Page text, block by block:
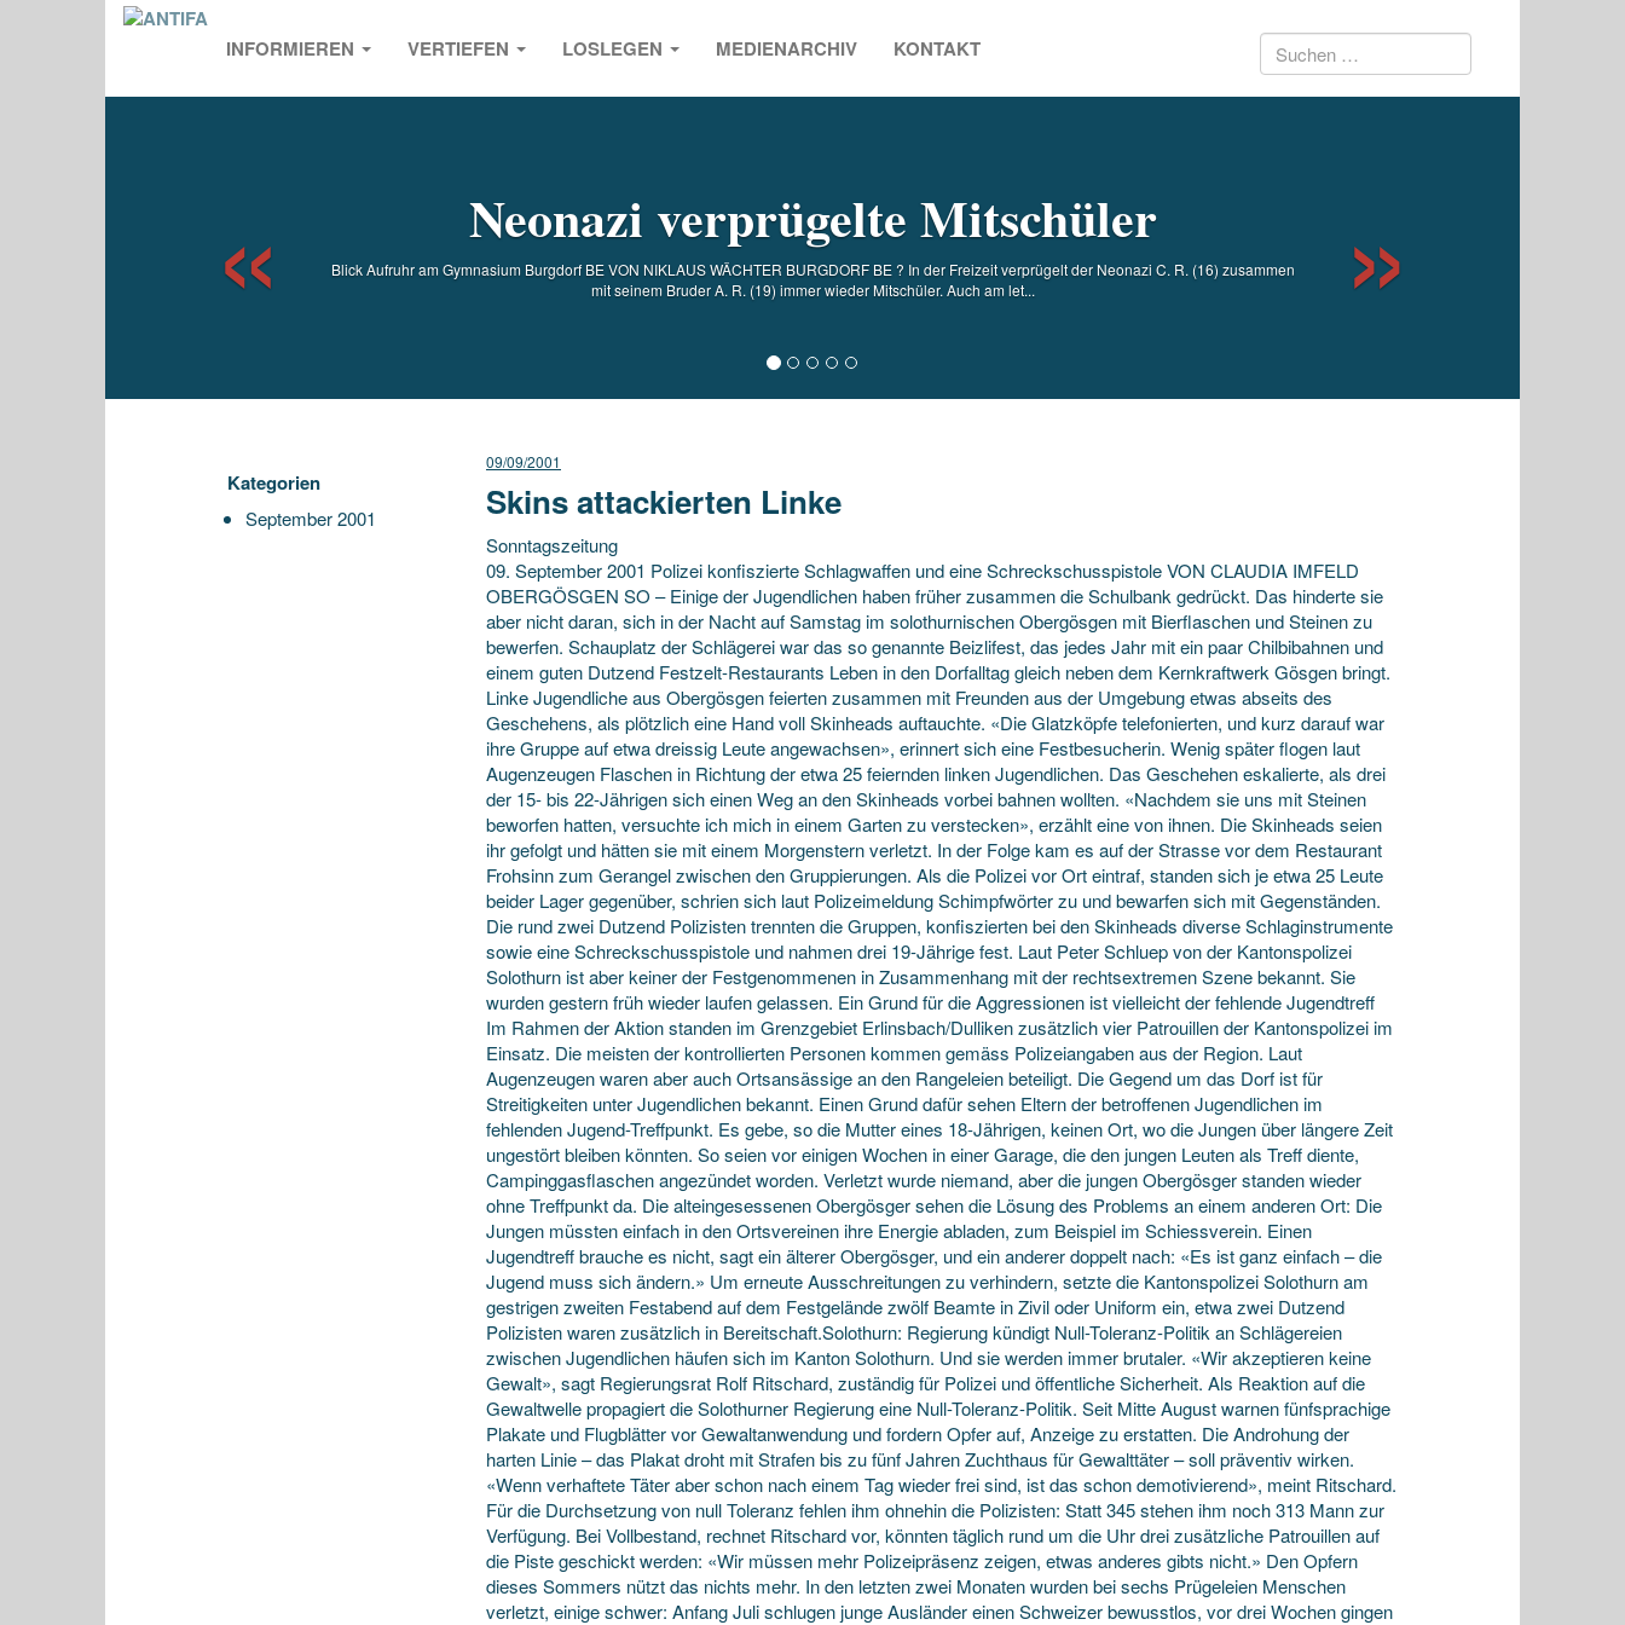
INFORMIEREN VERTIEFEN LOSLEGEN MEDIENARCHIV KONTAKT Suchen
Neonazi verprügelte Mitschüler
Blick Aufruhr am Gymnasium Burgdorf BE VON NIKLAUS WÄCHTER BURGDORF BE ? In der Freizeit verprügelt der Neonazi C. R. (16) zusammen
mit seinem Bruder A. R. (19) immer wieder Mitschüler. Auch am let...
Kategorien
September 2001
09/09/2001
Skins attackierten Linke
Sonntagszeitung
09. September 2001 Polizei konfiszierte Schlagwaffen und eine Schreckschusspistole VON CLAUDIA IMFELD
OBERGÖSGEN SO – Einige der Jugendlichen haben früher zusammen die Schulbank gedrückt. Das hinderte sie
aber nicht daran, sich in der Nacht auf Samstag im solothurnischen Obergösgen mit Bierflaschen und Steinen zu
bewerfen. Schauplatz der Schlägerei war das so genannte Beizlifest, das jedes Jahr mit ein paar Chilbibahnen und
einem guten Dutzend Festzelt-Restaurants Leben in den Dorfalltag gleich neben dem Kernkraftwerk Gösgen bringt.
Linke Jugendliche aus Obergösgen feierten zusammen mit Freunden aus der Umgebung etwas abseits des
Geschehens, als plötzlich eine Hand voll Skinheads auftauchte. «Die Glatzköpfe telefonierten, und kurz darauf war
ihre Gruppe auf etwa dreissig Leute angewachsen», erinnert sich eine Festbesucherin. Wenig später flogen laut
Augenzeugen Flaschen in Richtung der etwa 25 feiernden linken Jugendlichen. Das Geschehen eskalierte, als drei
der 15- bis 22-Jährigen sich einen Weg an den Skinheads vorbei bahnen wollten. «Nachdem sie uns mit Steinen
beworfen hatten, versuchte ich mich in einem Garten zu verstecken», erzählt eine von ihnen. Die Skinheads seien
ihr gefolgt und hätten sie mit einem Morgenstern verletzt. In der Folge kam es auf der Strasse vor dem Restaurant
Frohsinn zum Gerangel zwischen den Gruppierungen. Als die Polizei vor Ort eintraf, standen sich je etwa 25 Leute
beider Lager gegenüber, schrien sich laut Polizeimeldung Schimpfwörter zu und bewarfen sich mit Gegenständen.
Die rund zwei Dutzend Polizisten trennten die Gruppen, konfiszierten bei den Skinheads diverse Schlaginstrumente
sowie eine Schreckschusspistole und nahmen drei 19-Jährige fest. Laut Peter Schluep von der Kantonspolizei
Solothurn ist aber keiner der Festgenommenen in Zusammenhang mit der rechtsextremen Szene bekannt. Sie
wurden gestern früh wieder laufen gelassen. Ein Grund für die Aggressionen ist vielleicht der fehlende Jugendtreff
Im Rahmen der Aktion standen im Grenzgebiet Erlinsbach/Dulliken zusätzlich vier Patrouillen der Kantonspolizei im
Einsatz. Die meisten der kontrollierten Personen kommen gemäss Polizeiangaben aus der Region. Laut
Augenzeugen waren aber auch Ortsansässige an den Rangeleien beteiligt. Die Gegend um das Dorf ist für
Streitigkeiten unter Jugendlichen bekannt. Einen Grund dafür sehen Eltern der betroffenen Jugendlichen im
fehlenden Jugend-Treffpunkt. Es gebe, so die Mutter eines 18-Jährigen, keinen Ort, wo die Jungen über längere Zeit
ungestört bleiben könnten. So seien vor einigen Wochen in einer Garage, die den jungen Leuten als Treff diente,
Campinggasflaschen angezündet worden. Verletzt wurde niemand, aber die jungen Obergösger standen wieder
ohne Treffpunkt da. Die alteingesessenen Obergösger sehen die Lösung des Problems an einem anderen Ort: Die
Jungen müssten einfach in den Ortsvereinen ihre Energie abladen, zum Beispiel im Schiessverein. Einen
Jugendtreff brauche es nicht, sagt ein älterer Obergösger, und ein anderer doppelt nach: «Es ist ganz einfach – die
Jugend muss sich ändern.» Um erneute Ausschreitungen zu verhindern, setzte die Kantonspolizei Solothurn am
gestrigen zweiten Festabend auf dem Festgelände zwölf Beamte in Zivil oder Uniform ein, etwa zwei Dutzend
Polizisten waren zusätzlich in Bereitschaft.Solothurn: Regierung kündigt Null-Toleranz-Politik an Schlägereien
zwischen Jugendlichen häufen sich im Kanton Solothurn. Und sie werden immer brutaler. «Wir akzeptieren keine
Gewalt», sagt Regierungsrat Rolf Ritschard, zuständig für Polizei und öffentliche Sicherheit. Als Reaktion auf die
Gewaltwelle propagiert die Solothurner Regierung eine Null-Toleranz-Politik. Seit Mitte August warnen fünfsprachige
Plakate und Flugblätter vor Gewaltanwendung und fordern Opfer auf, Anzeige zu erstatten. Die Androhung der
harten Linie – das Plakat droht mit Strafen bis zu fünf Jahren Zuchthaus für Gewalttäter – soll präventiv wirken.
«Wenn verhaftete Täter aber schon nach einem Tag wieder frei sind, ist das schon demotivierend», meint Ritschard.
Für die Durchsetzung von null Toleranz fehlen ihm ohnehin die Polizisten: Statt 345 stehen ihm noch 313 Mann zur
Verfügung. Bei Vollbestand, rechnet Ritschard vor, könnten täglich rund um die Uhr drei zusätzliche Patrouillen auf
die Piste geschickt werden: «Wir müssen mehr Polizeipräsenz zeigen, etwas anderes gibts nicht.» Den Opfern
dieses Sommers nützt das nichts mehr. In den letzten zwei Monaten wurden bei sechs Prügeleien Menschen
verletzt, einige schwer: Anfang Juli schlugen junge Ausländer einen Schweizer bewusstlos, vor drei Wochen gingen